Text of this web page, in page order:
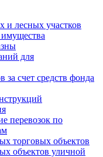
и лесных участков
для
счет средств фонда
перевозок по
торговых объектов
объектов уличной